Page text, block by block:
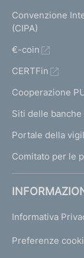
Convenzione
(CIPA)
€-coin
CERTFin
Cooperazione
Siti delle
Portale della
Comitato per le
Informativa
Preferenze